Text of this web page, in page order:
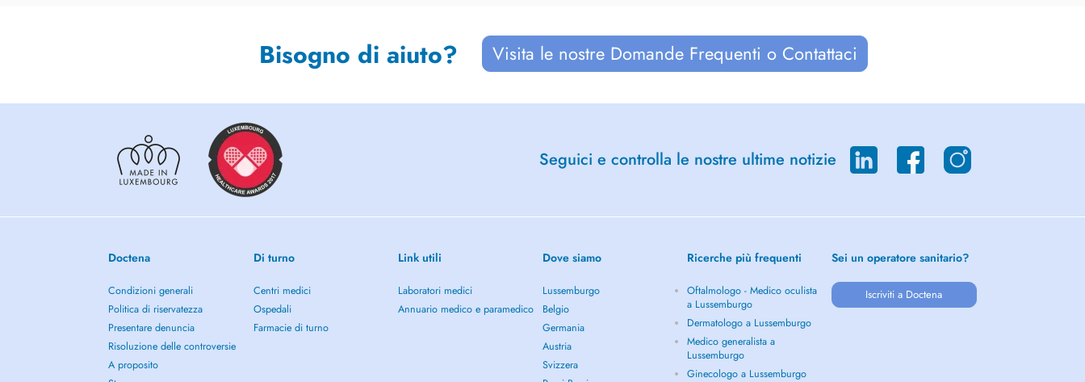
Bisogno di aiuto? Visita le nostre Domande Frequenti o Contattaci
Seguici e controlla le nostre ultime notizie
Doctena
Condizioni generali
Politica di riservatezza
Presentare denuncia
Risoluzione delle controversie
A proposito
Di turno
Centri medici
Ospedali
Farmacie di turno
Link utili
Laboratori medici
Annuario medico e paramedico
Dove siamo
Lussemburgo
Belgio
Germania
Austria
Svizzera
Ricerche più frequenti
Oftalmologo - Medico oculista
a Lussemburgo
Dermatologo a Lussemburgo
Medico generalista a
Lussemburgo
Ginecologo a Lussemburgo
Sei un operatore sanitario?
Iscriviti a Doctena